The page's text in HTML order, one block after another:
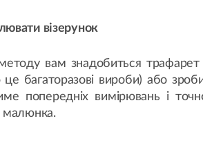
візерунок
вам знадобиться
це багаторазові вироби) або
попередніх вимірювань і
малюнка.